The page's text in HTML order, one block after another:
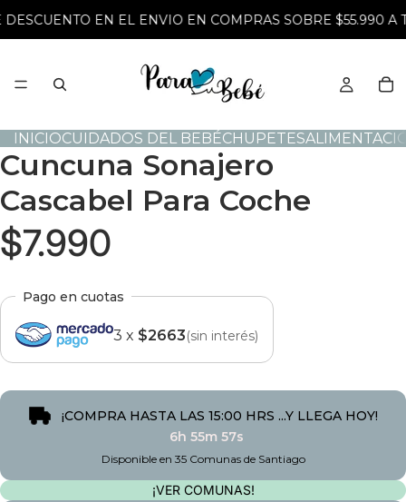
EN EL ENVIO EN COMPRAS SOBRE $55.990 A
INICIOCUIDADOS DEL BEBÉCHUPETES
Cuncuna Sonajero
Cascabel Para Coche
$7.990
Pago en cuotas
3 x $2663(sin interés)
¡COMPRA HASTA LAS 15:00 HRS ...Y LLEGA HOY!
6h 55m 57s
Disponible en 35 Comunas de Santiago
¡VER COMUNAS!